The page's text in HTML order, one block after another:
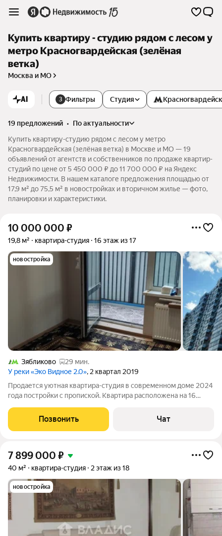
Купить квартиру - студию рядом с лесом у
метро Красногвардейская (зелёная
ветка)
Москва и МО
AI 3 Фильтры Студия
19 предложений •
по актуальности
Купить квартиру-студию рядом с лесом у метро
Красногвардейская (зелёная ветка) в Москве и МО — 19
объявлений от агентств и собственников по продаже квартир-
студий по цене от 5 450 000 ₽ до 11 700 000 ₽ на Яндекс
Недвижимости. В нашем каталоге предложения площадью от
17,9 м² до 75,5 м² в новостройках и вторичном жилье — фото,
планировки и характеристики.
10 000 000 ₽
19,8 м² квартира-студия 16 этаж из 17
новостройка
Зябликово
29 мин.
У реки «Эко Видное 2.0», 2 квартал 2019
Продается уютная квартира-студия в современном доме 2024
года постройки с пропиской. Квартира расположена на 16
жилой площадью 17.8 кв. м+ 2 м.видовая лоджия. Из окон
открывается изумительный
Позвонить Чат
7 899 000 ₽
40 м² квартира-студия 2 этаж из 18
новостройка